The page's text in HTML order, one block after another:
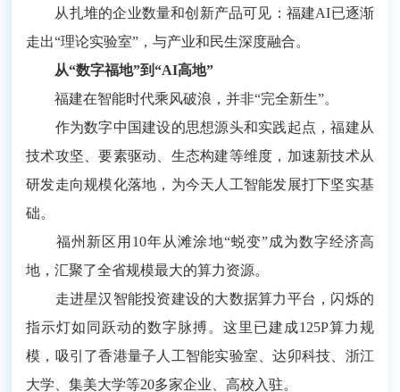
从扎堆的企业数量和创新产品可见：福建AI已逐渐
走出“理论实验室”，与产业和民生深度融合。
从“数字福地”到“AI高地”
福建在智能时代乘风破浪，并非“完全新生”。
作为数字中国建设的思想源头和实践起点，福建从
技术攻坚、要素驱动、生态构建等维度，加速新技术从
研发走向规模化落地，为今天人工智能发展打下坚实基
础。
福州新区用10年从滩涂地“蜕变”成为数字经济高
地，汇聚了全省规模最大的算力资源。
走进星汉智能投资建设的大数据算力平台，闪烁的
指示灯如同跃动的数字脉搏。这里已建成125P算力规
模，吸引了香港量子人工智能实验室、达卯科技、浙江
大学、集美大学等20多家企业、高校入驻。